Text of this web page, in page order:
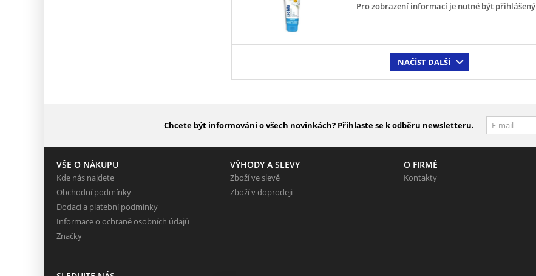
Pro zobrazení informací je nutné být přihlášený
NAČÍST DALŠÍ
Chcete být informováni o všech novinkách? Přihlaste se k odběru newsletteru.
VŠE O NÁKUPU
Kde nás najdete
Obchodní podmínky
Dodací a platební podmínky
Informace o ochraně osobních údajů
Značky
VÝHODY A SLEVY
Zboží ve slevě
Zboží v doprodeji
O FIRMĚ
Kontakty